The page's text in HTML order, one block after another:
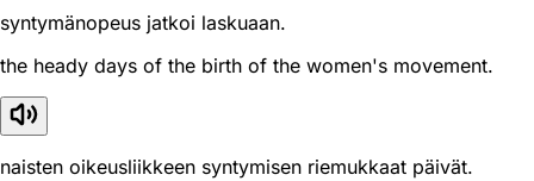
syntymänopeus jatkoi laskuaan.
the heady days of the birth of the women's movement.
naisten oikeusliikkeen syntymisen riemukkaat päivät.